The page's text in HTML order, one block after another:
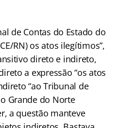
de Contas do Estado do
RN) os atos ilegítimos”,
direto e indireto,
a expressão “os atos
“ao Tribunal de
Grande do Norte
a questão manteve